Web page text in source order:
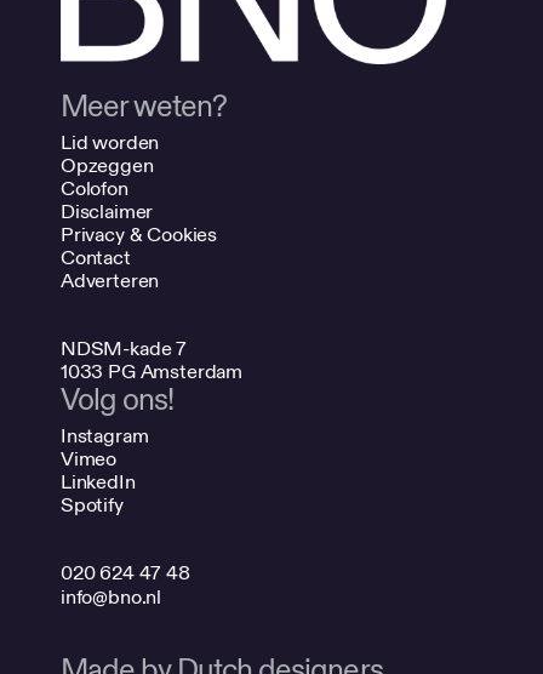
Meer weten?
Lid worden
Opzeggen
Colofon
Disclaimer
Privacy & Cookies
Contact
Adverteren
NDSM-kade 7
1033 PG Amsterdam
Volg ons!
Instagram
Vimeo
LinkedIn
Spotify
020 624 47 48
info@bno.nl